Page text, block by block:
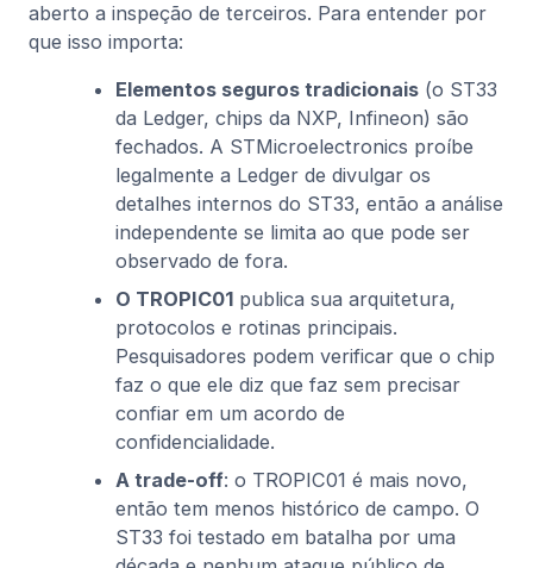
aberto a inspeção de terceiros. Para entender por
que isso importa:
Elementos seguros tradicionais(o ST33
da Ledger, chips da NXP, Infineon) são
fechados. A STMicroelectronics proíbe
legalmente a Ledger de divulgar os
detalhes internos do ST33, então a análise
independente se limita ao que pode ser
observado de fora.
O TROPIC01publica sua arquitetura,
protocolos e rotinas principais.
Pesquisadores podem verificar que o chip
faz o que ele diz que faz sem precisar
confiar em um acordo de
confidencialidade.
A trade-off: o TROPIC01 é mais novo,
então tem menos histórico de campo. O
ST33 foi testado em batalha por uma